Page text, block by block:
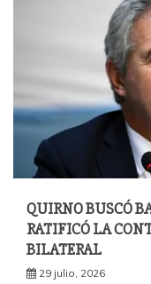
QUIRNO BUSCÓ
RATIFICÓ LA
BILATERAL
29 julio, 2026